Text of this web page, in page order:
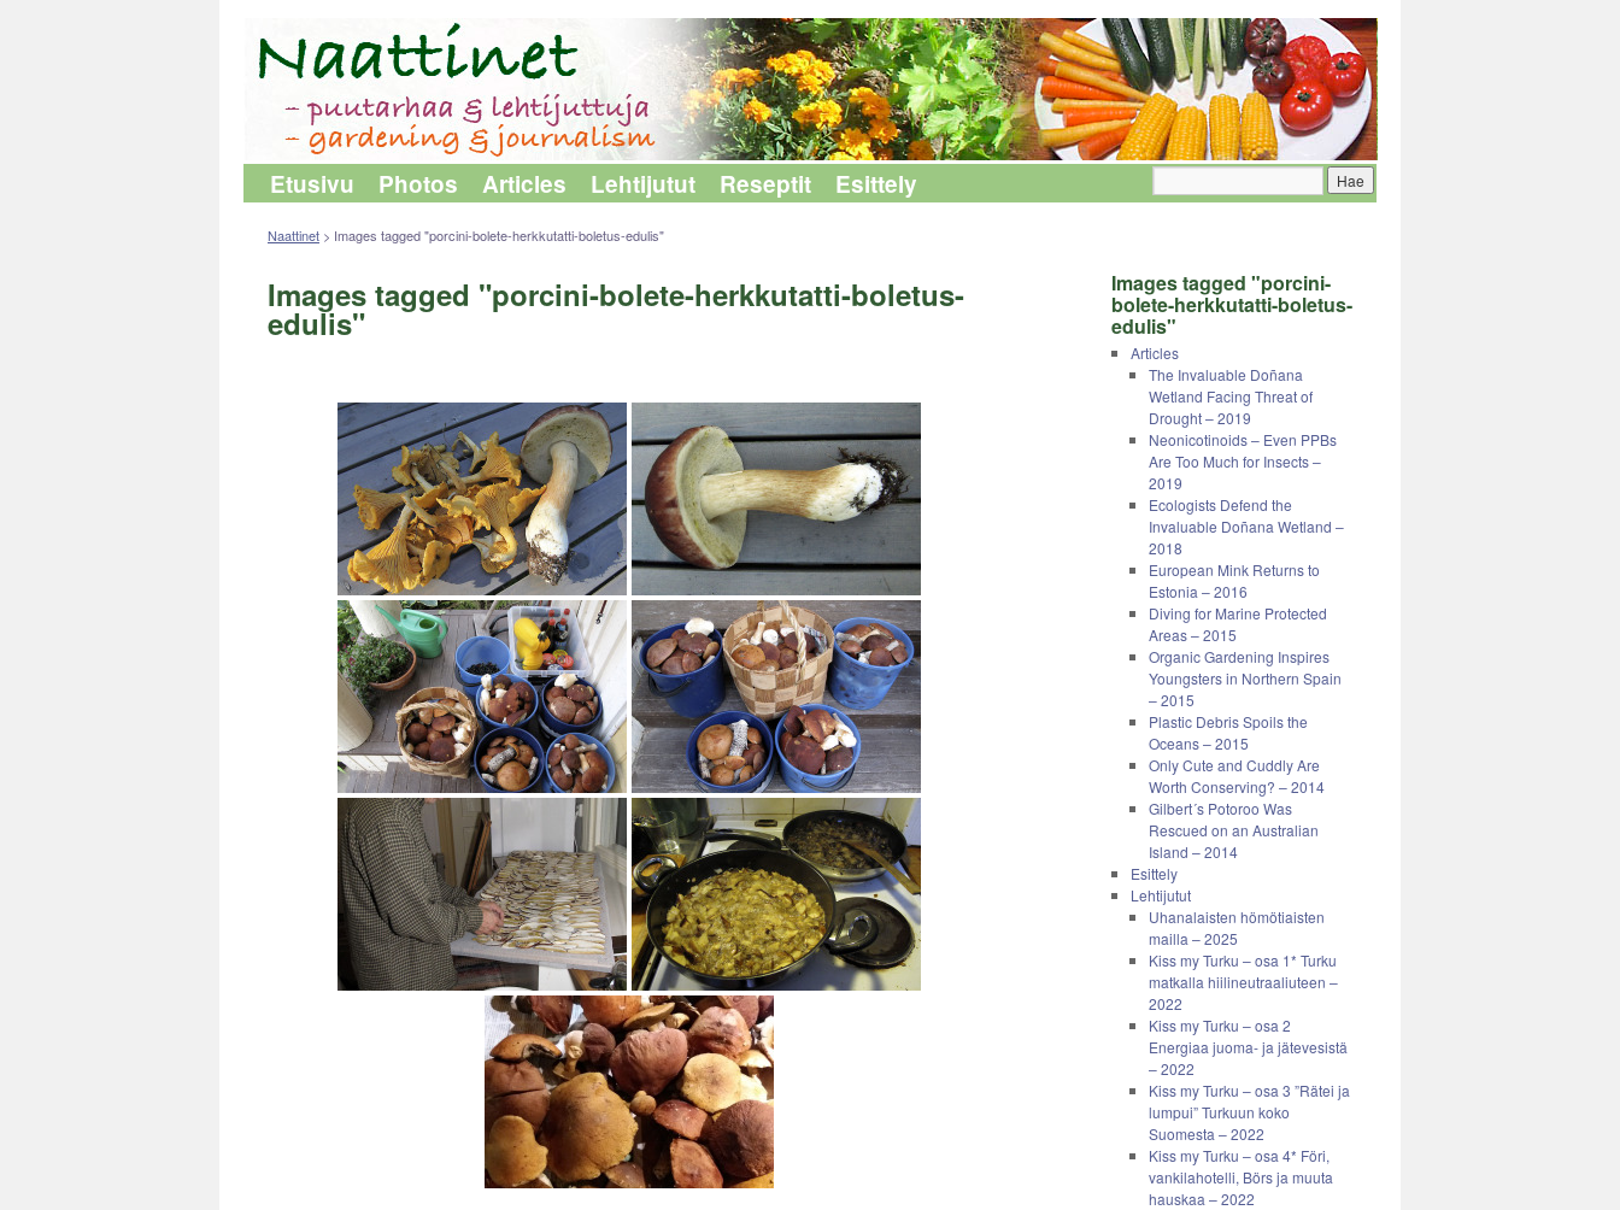
Etusivu Photos Articles Lehtijutut Reseptit Esittely
Naattinet > Images tagged "porcini-bolete-herkkutatti-boletus-edulis"
Images tagged "porcini-bolete-herkkutatti-boletus-
edulis"
Images tagged "porcini-
bolete-herkkutatti-boletus-
edulis"
Articles
The Invaluable Doñana
Wetland Facing Threat of
Drought – 2019
Neonicotinoids – Even PPBs
Are Too Much for Insects –
2019
Ecologists Defend the
Invaluable Doñana Wetland –
2018
European Mink Returns to
Estonia – 2016
Diving for Marine Protected
Areas – 2015
Organic Gardening Inspires
Youngsters in Northern Spain
– 2015
Plastic Debris Spoils the
Oceans – 2015
Only Cute and Cuddly Are
Worth Conserving? – 2014
Gilbert´s Potoroo Was
Rescued on an Australian
Island – 2014
Esittely
Lehtijutut
Uhanalaisten hömötiaisten
mailla – 2025
Kiss my Turku – osa 1* Turku
matkalla hiilineutraaliuteen –
2022
Kiss my Turku – osa 2
Energiaa juoma- ja jätevesistä
– 2022
Kiss my Turku – osa 3 ”Rätei ja
lumpui” Turkuun koko
Suomesta – 2022
Kiss my Turku – osa 4* Föri,
vankilahotelli, Börs ja muuta
hauskaa – 2022